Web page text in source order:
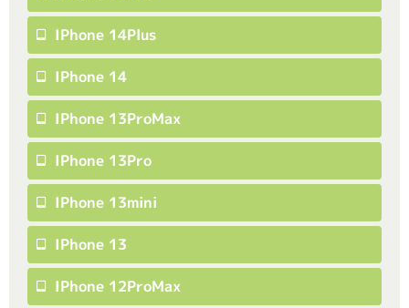
IPhone 14Plus
IPhone 14
IPhone 13ProMax
IPhone 13Pro
IPhone 13mini
IPhone 13
IPhone 12ProMax